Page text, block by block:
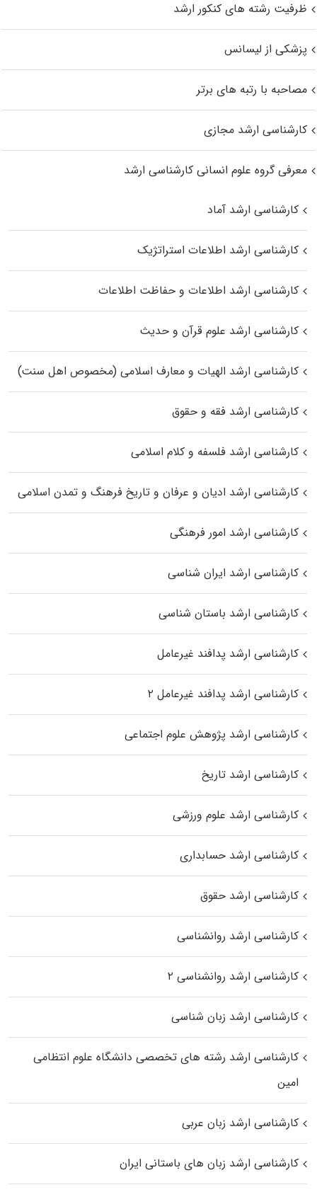
ظرفیت رشته های کنکور ارشد
پزشکی از لیسانس
مصاحبه با رتبه های برتر
کارشناسی ارشد مجازی
معرفی گروه علوم انسانی کارشناسی ارشد
کارشناسی ارشد آماد
کارشناسی ارشد اطلاعات استراتژیک
کارشناسی ارشد اطلاعات و حفاظت اطلاعات
کارشناسی ارشد علوم قرآن و حدیث
کارشناسی ارشد الهیات و معارف اسلامی (مخصوص اهل سنت)
کارشناسی ارشد فقه و حقوق
کارشناسی ارشد فلسفه و کلام اسلامی
کارشناسی ارشد ادیان و عرفان و تاریخ فرهنگ و تمدن اسلامی
کارشناسی ارشد امور فرهنگی
کارشناسی ارشد ایران شناسی
کارشناسی ارشد باستان شناسی
کارشناسی ارشد پدافند غیرعامل
کارشناسی ارشد پدافند غیرعامل ۲
کارشناسی ارشد پژوهش علوم اجتماعی
کارشناسی ارشد تاریخ
کارشناسی ارشد علوم ورزشی
کارشناسی ارشد حسابداری
کارشناسی ارشد حقوق
کارشناسی ارشد روانشناسی
کارشناسی ارشد روانشناسی ۲
کارشناسی ارشد زبان شناسی
کارشناسی ارشد رﺷﺘﻪ ﻫﺎی تخصصی داﻧﺸﮕﺎه ﻋﻠﻮم انتظامی
اﻣﻴﻦ
کارشناسی ارشد زبان عربی
کارشناسی ارشد زبان‌ های باستانی ایران